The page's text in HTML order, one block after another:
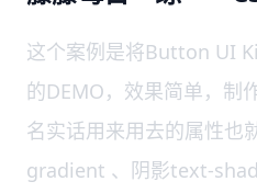
这个案例是将Button UI
的DEMO，效果简单，制
名实话用来用去的属性也
gradient 、阴影text-